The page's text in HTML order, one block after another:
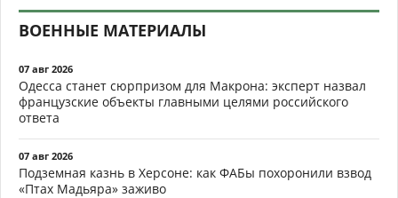
ВОЕННЫЕ МАТЕРИАЛЫ
07 авг 2026
Одесса станет сюрпризом для Макрона: эксперт назвал
французские объекты главными целями российского
ответа
07 авг 2026
Подземная казнь в Херсоне: как ФАБы похоронили взвод
«Птах Мадьяра» заживо